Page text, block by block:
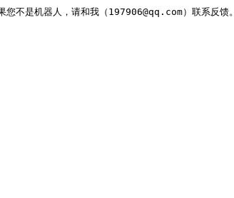
机器人，请和我（197906@qq.com）联系反馈。